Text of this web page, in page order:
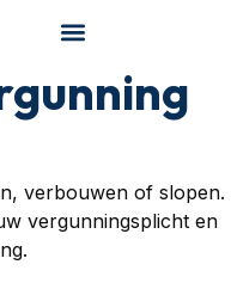
verbouwen of slopen.
vergunningsplicht en